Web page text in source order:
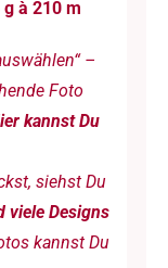
à 210 m
–
Foto
kannst Du
siehst Du
viele Designs
kannst Du